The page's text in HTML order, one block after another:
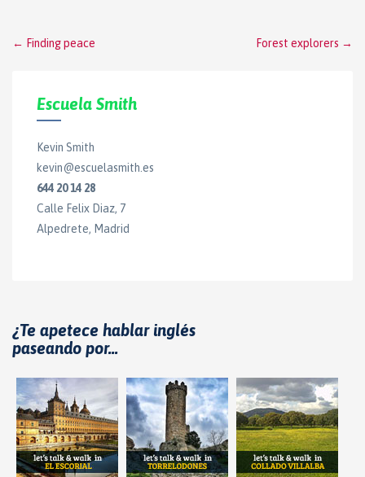
Post
← Finding peace Forest explorers →
Escuela Smith
Kevin Smith
kevin@escuelasmith.es
644 20 14 28
Calle Felix Diaz, 7
Alpedrete, Madrid
¿Te apetece hablar inglés
paseando por...